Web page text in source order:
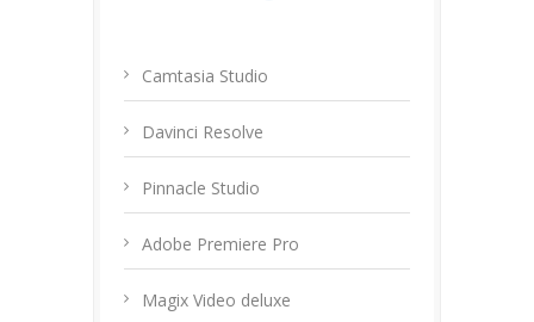
Camtasia Studio
Davinci Resolve
Pinnacle Studio
Adobe Premiere Pro
Magix Video deluxe